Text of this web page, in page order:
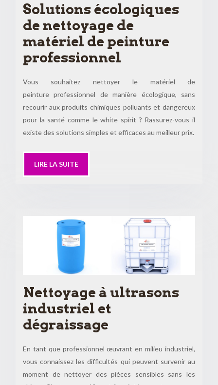
Solutions écologiques
de nettoyage de
matériel de peinture
professionnel
Vous souhaitez nettoyer le matériel de
peinture professionnel de manière écologique, sans
recourir aux produits chimiques polluants et dangereux
pour la santé comme le white spirit ? Rassurez-vous il
existe des solutions simples et efficaces au meilleur prix.
LIRE LA SUITE
Nettoyage à ultrasons
industriel et
dégraissage
En tant que professionnel œuvrant en milieu industriel,
vous connaissez les difficultés qui peuvent survenir au
moment de nettoyer des pièces sensibles sans les